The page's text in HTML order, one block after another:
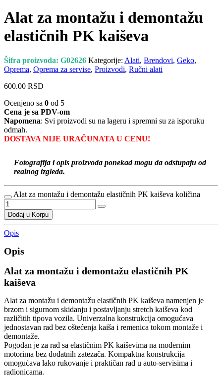
Alat za montažu i demontažu
elastičnih PK kaiševa
Šifra proizvoda: G02626 Kategorije: Alati, Brendovi, Geko,
Oprema, Oprema za servise, Proizvodi, Ručni alati
600.00 RSD
Ocenjeno sa 0 od 5
Cena je sa PDV-om
Napomena: Svi proizvodi su na lageru i spremni su za isporuku
odmah.
DOSTAVA NIJE URAČUNATA U CENU!
Fotografija i opis proizvoda ponekad mogu da odstupaju od
realnog izgleda.
Alat za montažu i demontažu elastičnih PK kaiševa količina
Dodaj u Korpu
Opis
Opis
Alat za montažu i demontažu elastičnih PK
kaiševa
Alat za montažu i demontažu elastičnih PK kaiševa namenjen je
brzom i sigurnom skidanju i postavljanju stretch kaiševa kod
različitih tipova vozila. Univerzalna konstrukcija omogućava
jednostavan rad bez oštećenja kaiša i remenica tokom montaže i
demontaže.
Pogodan je za rad sa elastičnim PK kaiševima na modernim
motorima bez dodatnih zatezača. Kompaktna konstrukcija
omogućava lako rukovanje i praktičan rad u auto-servisima i
radionicama.